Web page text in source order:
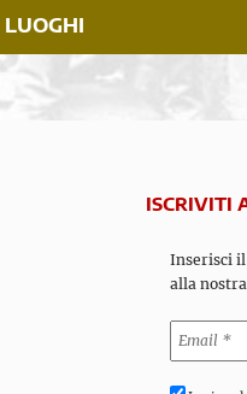
LUOGHI
ISCRIVITI
Inserisci
alla